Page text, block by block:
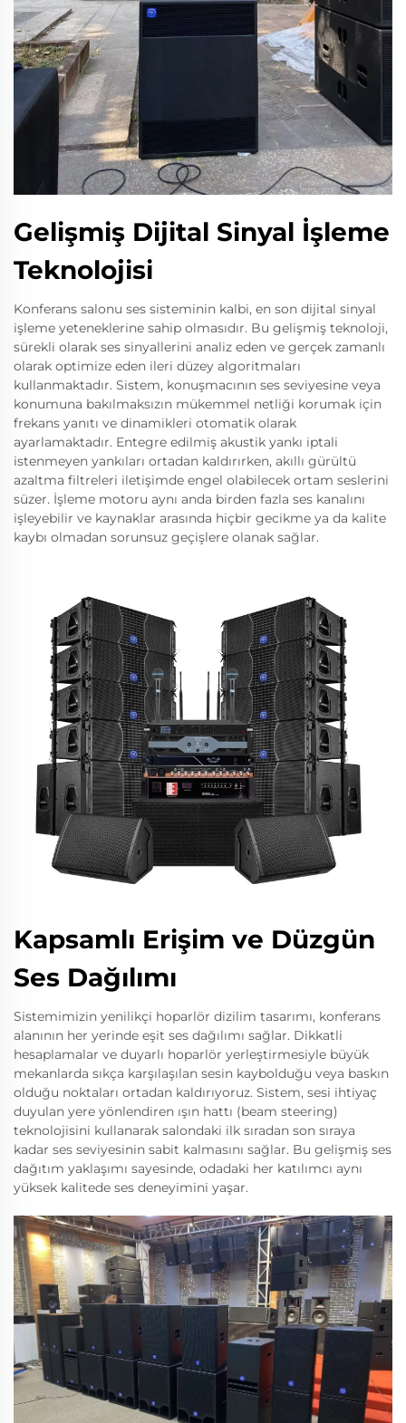
Gelişmiş Dijital Sinyal İşleme
Teknolojisi
Konferans salonu ses sisteminin kalbi, en son dijital sinyal
işleme yeteneklerine sahip olmasıdır. Bu gelişmiş teknoloji,
sürekli olarak ses sinyallerini analiz eden ve gerçek zamanlı
olarak optimize eden ileri düzey algoritmaları
kullanmaktadır. Sistem, konuşmacının ses seviyesine veya
konumuna bakılmaksızın mükemmel netliği korumak için
frekans yanıtı ve dinamikleri otomatik olarak
ayarlamaktadır. Entegre edilmiş akustik yankı iptali
istenmeyen yankıları ortadan kaldırırken, akıllı gürültü
azaltma filtreleri iletişimde engel olabilecek ortam seslerini
süzer. İşleme motoru aynı anda birden fazla ses kanalını
işleyebilir ve kaynaklar arasında hiçbir gecikme ya da kalite
kaybı olmadan sorunsuz geçişlere olanak sağlar.
Kapsamlı Erişim ve Düzgün
Ses Dağılımı
Sistemimizin yenilikçi hoparlör dizilim tasarımı, konferans
alanının her yerinde eşit ses dağılımı sağlar. Dikkatli
hesaplamalar ve duyarlı hoparlör yerleştirmesiyle büyük
mekanlarda sıkça karşılaşılan sesin kaybolduğu veya baskın
olduğu noktaları ortadan kaldırıyoruz. Sistem, sesi ihtiyaç
duyulan yere yönlendiren ışın hattı (beam steering)
teknolojisini kullanarak salondaki ilk sıradan son sıraya
kadar ses seviyesinin sabit kalmasını sağlar. Bu gelişmiş ses
dağıtım yaklaşımı sayesinde, odadaki her katılımcı aynı
yüksek kalitede ses deneyimini yaşar.